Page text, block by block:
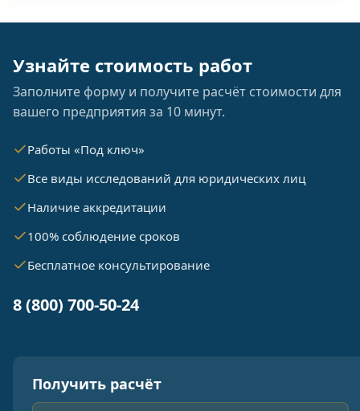
Узнайте стоимость работ
Заполните форму и получите расчёт стоимости для
вашего предприятия за 10 минут.
Работы «Под ключ»
Все виды исследований для юридических лиц
Наличие аккредитации
100% соблюдение сроков
Бесплатное консультирование
8 (800) 700-50-24
Получить расчёт